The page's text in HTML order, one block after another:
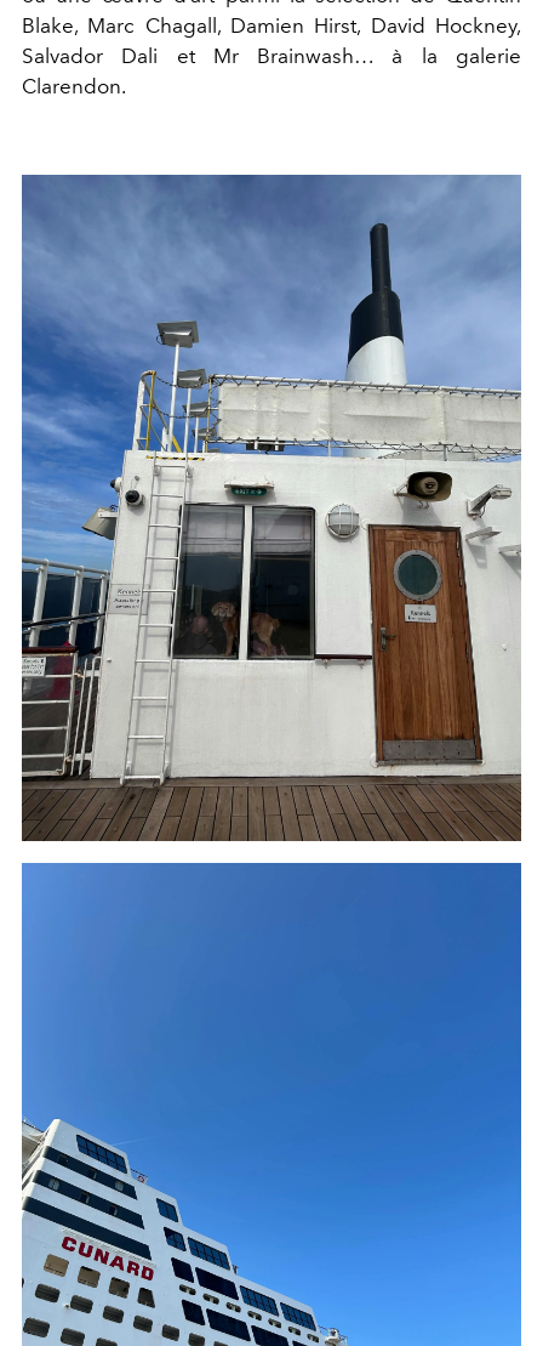
Blake, Marc Chagall, Damien Hirst, David Hockney,
Salvador Dali et Mr Brainwash… à la galerie
Clarendon.